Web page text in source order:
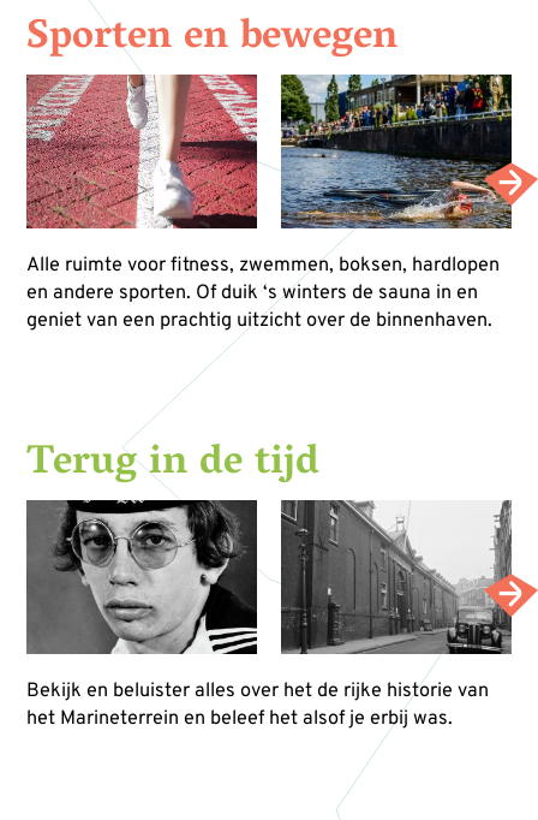
Sporten en bewegen
Alle ruimte voor fitness, zwemmen, boksen, hardlopen
en andere sporten. Of duik ‘s winters de sauna in en
geniet van een prachtig uitzicht over de binnenhaven.
Terug in de tijd
Bekijk en beluister alles over het de rijke historie van
het Marineterrein en beleef het alsof je erbij was.